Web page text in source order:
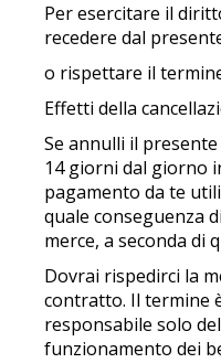
Per esercitare il
recedere dal
o rispettare il
Effetti della
Se annulli il
14 giorni dal giorno
pagamento da te
quale conseguenza
merce, a seconda di
Dovrai rispedirci la
contratto. Il termine
responsabile solo
funzionamento dei